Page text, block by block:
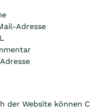
Adresse
der Website können